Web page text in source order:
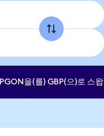
PGON을(를) GBP(으)로 스왑